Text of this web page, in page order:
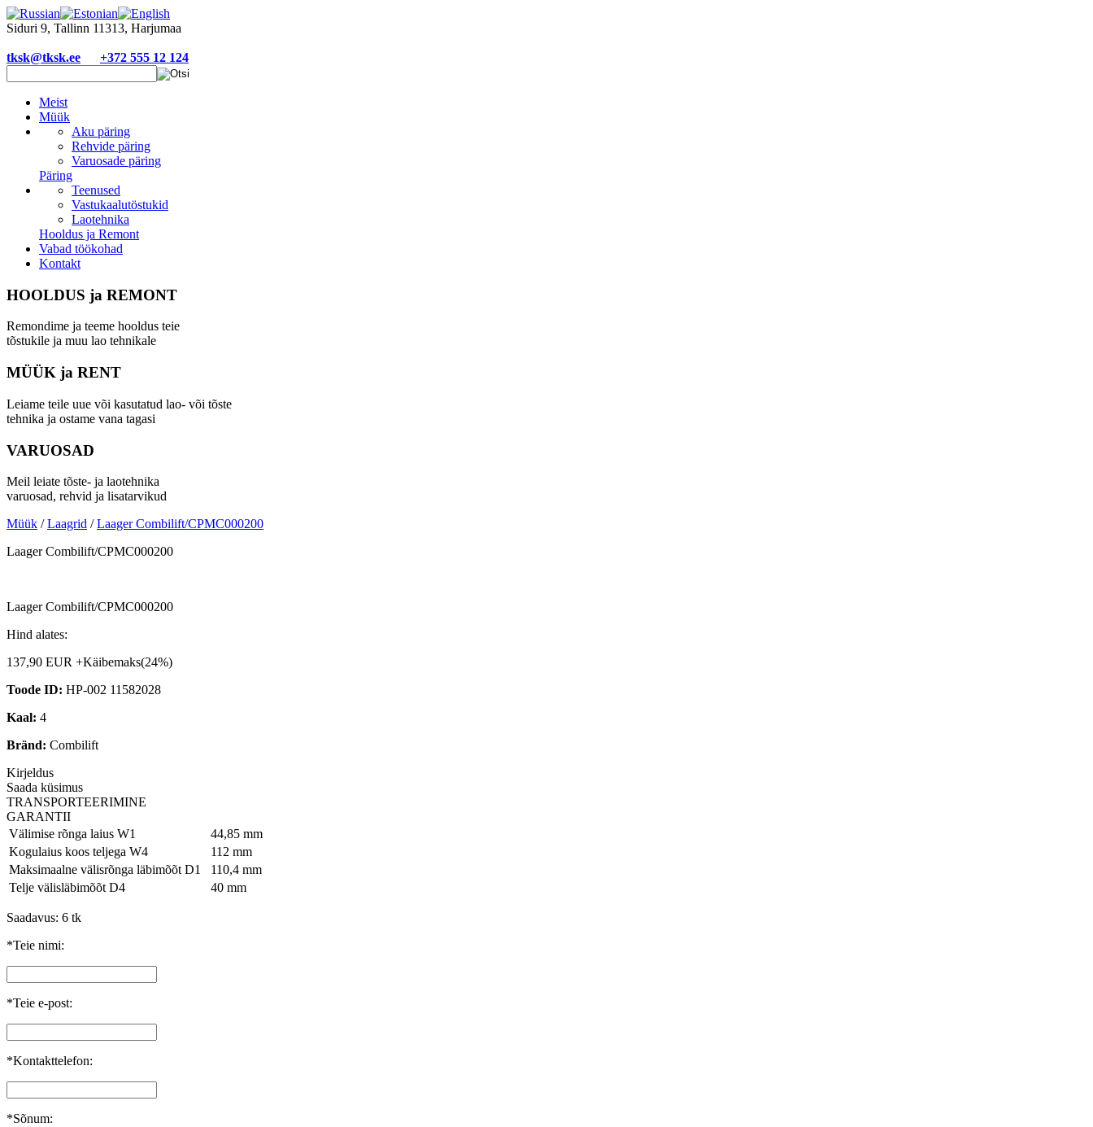
Siduri 9, Tallinn 11313, Harjumaa
tksk@tksk.ee +372 555 12 124
Meist
Müük
Aku päring
Rehvide päring
Varuosade päring
Päring
Teenused
Vastukaalutöstukid
Laotehnika
Hooldus ja Remont
Vabad töökohad
Kontakt
HOOLDUS ja REMONT
Remondime ja teeme hooldus teie
tõstukile ja muu lao tehnikale
MÜÜK ja RENT
Leiame teile uue või kasutatud lao- või tõste
tehnika ja ostame vana tagasi
VARUOSAD
Meil leiate tõste- ja laotehnika
varuosad, rehvid ja lisatarvikud
Müük /Laagrid /Laager Combilift/CPMC000200
Laager Combilift/CPMC000200
Laager Combilift/CPMC000200
Hind alates:
137,90 EUR +Käibemaks(24%)
Toode ID: HP-002 11582028
Kaal: 4
Bränd: Combilift
Kirjeldus
Saada küsimus
TRANSPORTEERIMINE
GARANTII
Välimise rõnga laius W1
44,85 mm
Kogulaius koos teljega W4
112 mm
Maksimaalne välisrõnga läbimõõt D1
110,4 mm
Telje välisläbimõõt D4
40 mm
Saadavus: 6 tk
*Teie nimi:
*Teie e-post:
*Kontakttelefon:
*Sõnum: